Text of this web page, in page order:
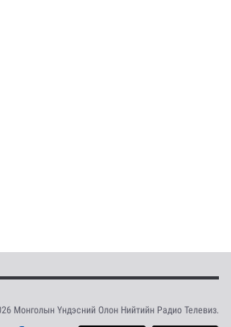
Монголын Үндэсний Олон Нийтийн Радио Телевиз.